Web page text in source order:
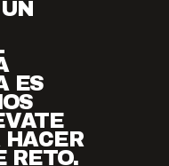
ES
RETO.